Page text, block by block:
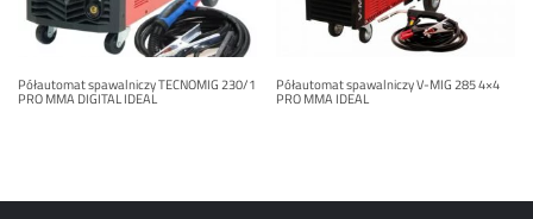
Półautomat spawalniczy TECNOMIG 230/1
PRO MMA DIGITAL IDEAL
Półautomat spawalniczy V-MIG 285 4×4
PRO MMA IDEAL